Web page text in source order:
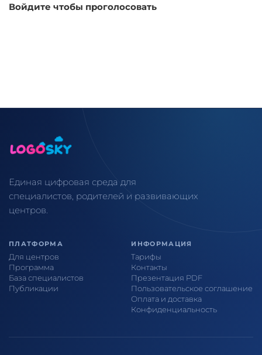
Войдите чтобы проголосовать
Единая цифровая среда для
специалистов, родителей и развивающих
центров.
ПЛАТФОРМА
Для центров
Программа
База специалистов
Публикации
ИНФОРМАЦИЯ
Тарифы
Контакты
Презентация PDF
Пользовательское соглашение
Оплата и доставка
Конфиденциальность